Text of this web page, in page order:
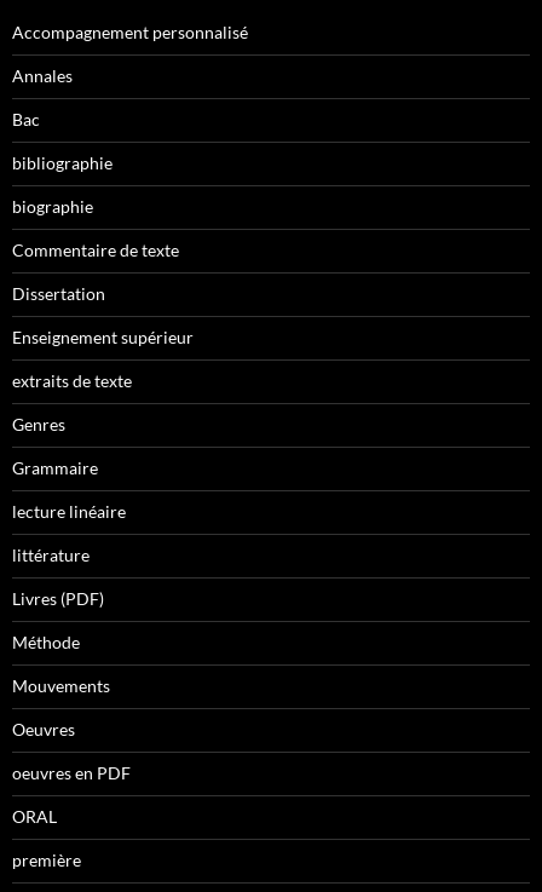
Accompagnement personnalisé
Annales
Bac
bibliographie
biographie
Commentaire de texte
Dissertation
Enseignement supérieur
extraits de texte
Genres
Grammaire
lecture linéaire
littérature
Livres (PDF)
Méthode
Mouvements
Oeuvres
oeuvres en PDF
ORAL
première